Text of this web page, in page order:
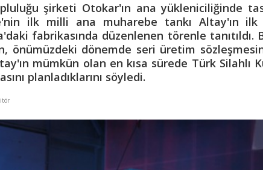
şirketi Otokar'ın ana yükleniciliğinde
ilk milli ana muharebe tankı Altay'ın ilk
fabrikasında düzenlenen törenle tanıtıldı.
önümüzdeki dönemde seri üretim
mümkün olan en kısa sürede Türk Silahlı
planladıklarını söyledi.